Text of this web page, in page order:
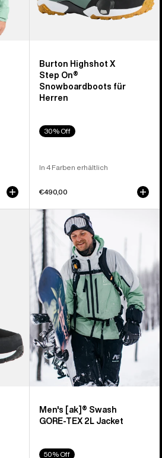
Burton Highshot X
Step On®
Snowboardboots für
Herren
30% Off
In 4 Farben erhältlich
€490,00
Burton
[ak]®
Swash
GORE-
TEX
2L
Jacke
für
Herren
Men's [ak]® Swash
GORE‑TEX 2L Jacket
50% Off